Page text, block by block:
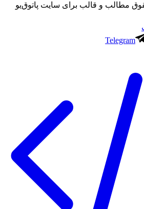
حقوق مطالب و قالب برای سایت پاتوق‌یو
Telegram